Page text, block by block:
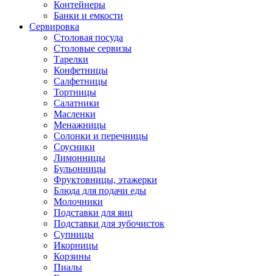
Контейнеры
Банки и емкости
Сервировка
Столовая посуда
Столовые сервизы
Тарелки
Конфетницы
Салфетницы
Тортницы
Салатники
Масленки
Менажницы
Солонки и перечницы
Соусники
Лимонницы
Бульонницы
Фруктовницы, этажерки
Блюда для подачи еды
Молочники
Подставки для яиц
Подставки для зубочисток
Супницы
Икорницы
Корзины
Пиалы